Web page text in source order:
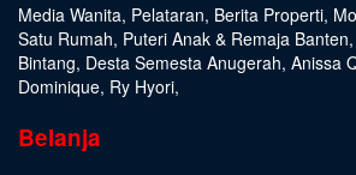
Media Wanita, Pelataran, Berita Properti,
Satu Rumah, Puteri Anak & Remaja Banten,
Bintang, Desta Semesta Anugerah, Anissa
Dominique, Ry Hyori,
Belanja